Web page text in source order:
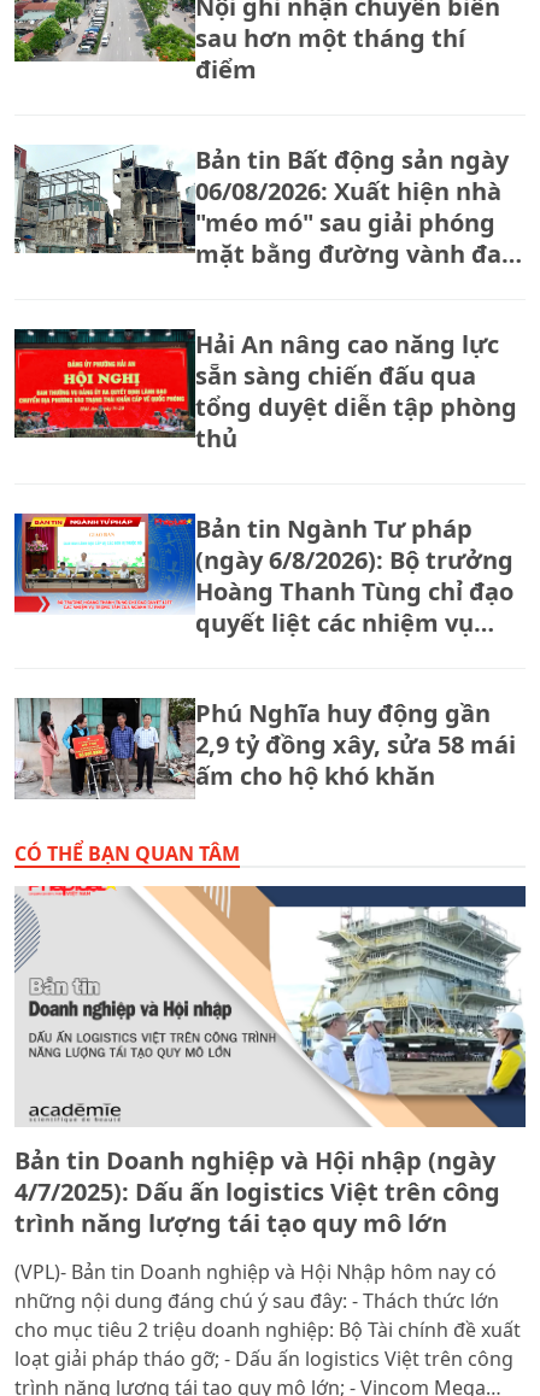
sau hơn một tháng thí
điểm
Bản tin Bất động sản ngày
06/08/2026: Xuất hiện nhà
"méo mó" sau giải phóng
mặt bằng đường vành đai
Hải An nâng cao năng lực
sẵn sàng chiến đấu qua
tổng duyệt diễn tập phòng
thủ
Bản tin Ngành Tư pháp
(ngày 6/8/2026): Bộ trưởng
Hoàng Thanh Tùng chỉ đạo
quyết liệt các nhiệm vụ
Phú Nghĩa huy động gần
2,9 tỷ đồng xây, sửa 58 mái
ấm cho hộ khó khăn
CÓ THỂ BẠN QUAN TÂM
Bản tin Doanh nghiệp và Hội nhập (ngày
4/7/2025): Dấu ấn logistics Việt trên công
trình năng lượng tái tạo quy mô lớn
(VPL)- Bản tin Doanh nghiệp và Hội Nhập hôm nay có
những nội dung đáng chú ý sau đây: - Thách thức lớn
cho mục tiêu 2 triệu doanh nghiệp: Bộ Tài chính đề xuất
loạt giải pháp tháo gỡ; - Dấu ấn logistics Việt trên công
trình năng lượng tái tạo quy mô lớn; - Vincom Mega